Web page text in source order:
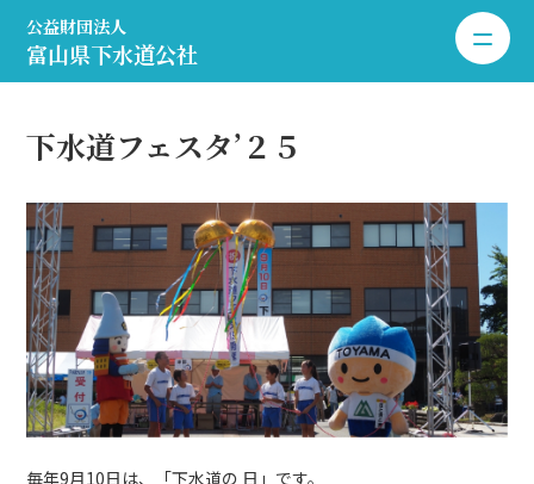
公益財団法人
富山県下水道公社 toggle
下水道フェスタ’２５
毎年9月10日は、「下水道の 日」です。